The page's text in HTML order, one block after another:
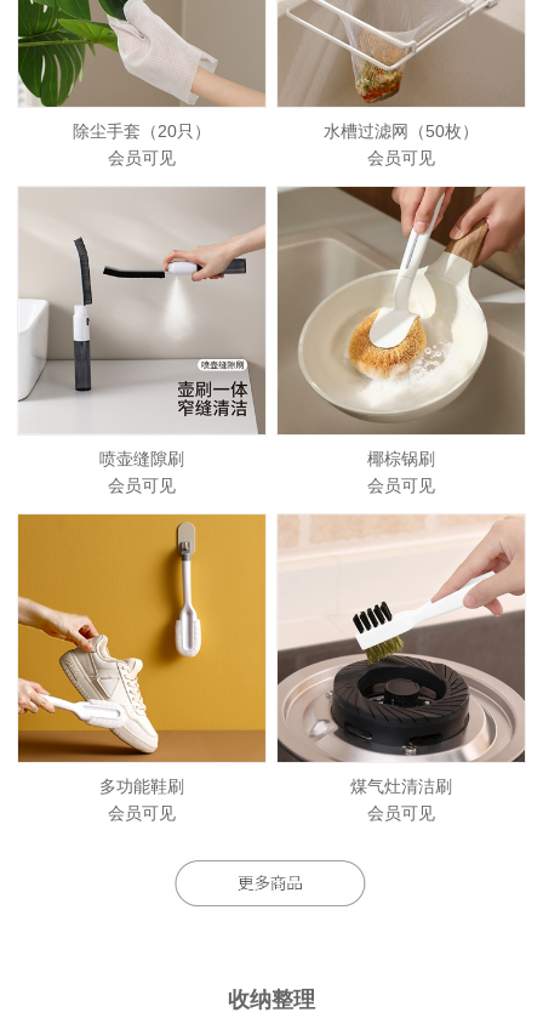
除尘手套（20只）
会员可见
水槽过滤网（50枚）
会员可见
喷壶缝隙刷
会员可见
椰棕锅刷
会员可见
多功能鞋刷
会员可见
煤气灶清洁刷
会员可见
收纳整理